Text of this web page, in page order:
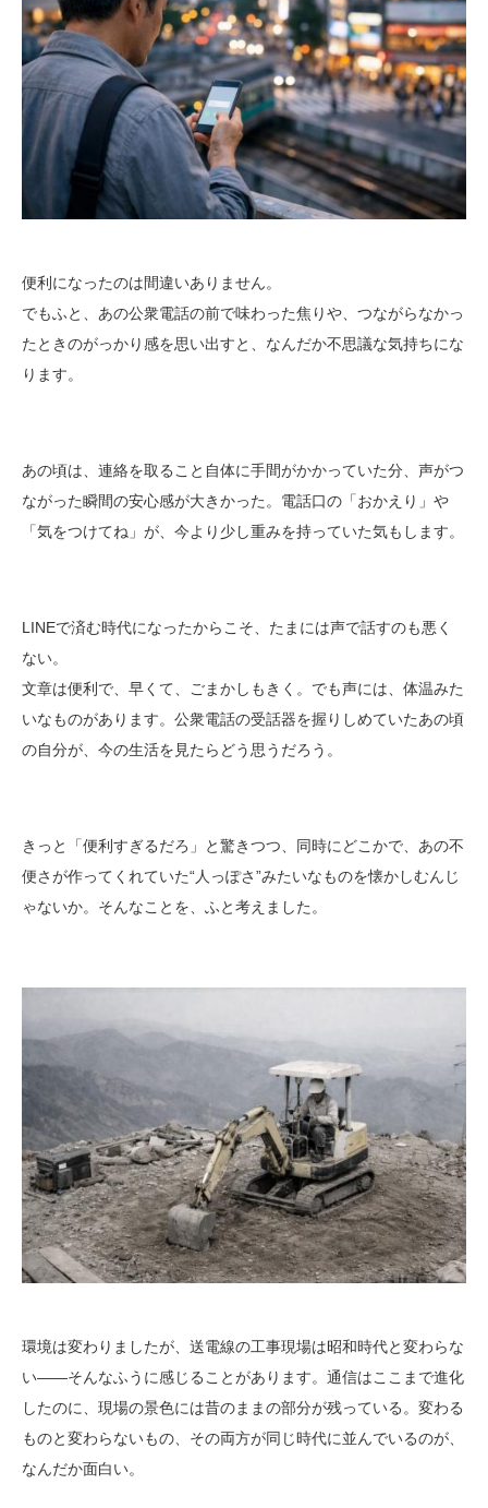
便利になったのは間違いありません。
でもふと、あの公衆電話の前で味わった焦りや、つながらなかっ
たときのがっかり感を思い出すと、なんだか不思議な気持ちにな
ります。
あの頃は、連絡を取ること自体に手間がかかっていた分、声がつ
ながった瞬間の安心感が大きかった。電話口の「おかえり」や
「気をつけてね」が、今より少し重みを持っていた気もします。
LINEで済む時代になったからこそ、たまには声で話すのも悪く
ない。
文章は便利で、早くて、ごまかしもきく。でも声には、体温みた
いなものがあります。公衆電話の受話器を握りしめていたあの頃
の自分が、今の生活を見たらどう思うだろう。
きっと「便利すぎるだろ」と驚きつつ、同時にどこかで、あの不
便さが作ってくれていた“人っぽさ”みたいなものを懐かしむんじ
ゃないか。そんなことを、ふと考えました。
環境は変わりましたが、送電線の工事現場は昭和時代と変わらな
い――そんなふうに感じることがあります。通信はここまで進化
したのに、現場の景色には昔のままの部分が残っている。変わる
ものと変わらないもの、その両方が同じ時代に並んでいるのが、
なんだか面白い。